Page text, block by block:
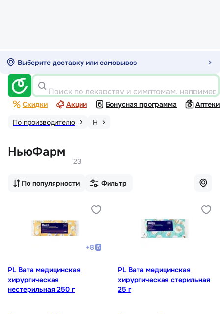
Выберите доставку или самовывоз
Поиск по лекарству и симптомам,
Скидки Акции Бонусная программа
Аптеки
По производителю
Н
НьюФарм
23
По популярности Фильтр
+8
PL Вата медицинская
хирургическая
нестерильная 250 г
PL Вата медицинская
хирургическая стерильная
25 г